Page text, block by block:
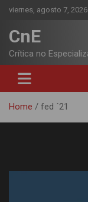
Skip
content
viernes, agosto 7, 2026
CnE
Crítica no
Home fed ´21